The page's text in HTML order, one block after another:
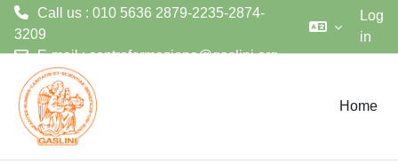
Call us : 010 5636 2879-2235-2874-
3209
E-mail :centroformazione@gaslini.org
Log
in
Home